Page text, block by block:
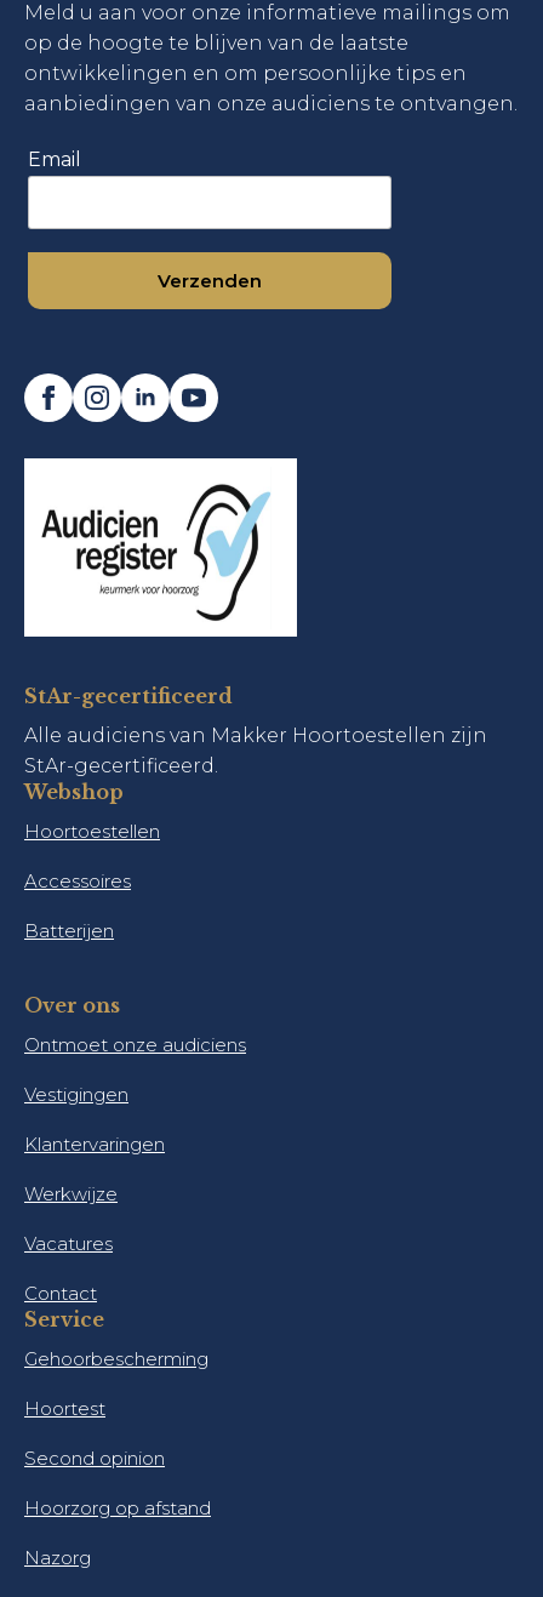
Meld u aan voor onze informatieve mailings om
op de hoogte te blijven van de laatste
ontwikkelingen en om persoonlijke tips en
aanbiedingen van onze audiciens te ontvangen.
Email
StAr-gecertificeerd
Alle audiciens van Makker Hoortoestellen zijn
StAr-gecertificeerd.
Webshop
Hoortoestellen
Accessoires
Batterijen
Over ons
Ontmoet onze audiciens
Vestigingen
Klantervaringen
Werkwijze
Vacatures
Contact
Service
Gehoorbescherming
Hoortest
Second opinion
Hoorzorg op afstand
Nazorg